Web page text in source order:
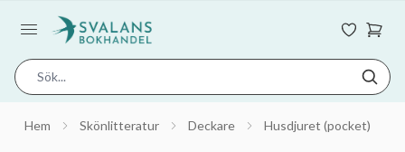
Hem Skönlitteratur Deckare Husdjuret (pocket)